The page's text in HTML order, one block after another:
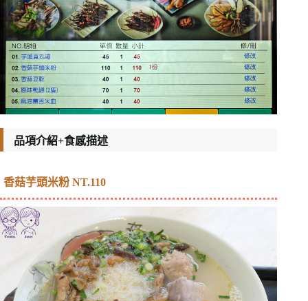
品項介紹+食感描述
香菇芋頭米粉 NT.110